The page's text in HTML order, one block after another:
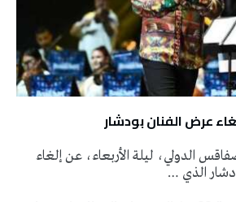
عرض الفنان بودشار
الدولي، ليلة الأربعاء، عن إلغاء
الذي …